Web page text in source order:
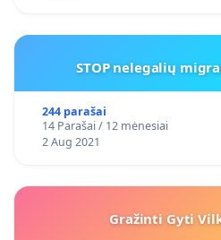
STOP nelegalių
244 parašai
14 Parašai / 12 mėnesiai
2 Aug 2021
Gražinti Gyti